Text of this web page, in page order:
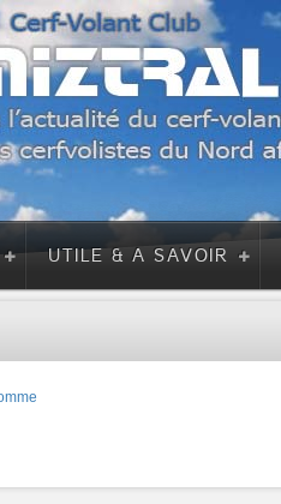
UTILE & A SAVOIR